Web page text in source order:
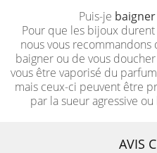
Puis-je baigner
Pour que les bijoux
nous vous recommandons
baigner ou de vous
vous être vaporisé du
mais ceux-ci peuvent être
par la sueur agressive
AVIS